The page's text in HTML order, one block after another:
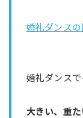
婚礼ダンス
婚礼ダンス
大きい、重